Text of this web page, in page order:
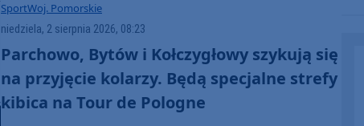
SportWoj. Pomorskie
niedziela, 2 sierpnia 2026, 08:23
Parchowo, Bytów i Kołczygłowy szykują się
na przyjęcie kolarzy. Będą specjalne strefy
kibica na Tour de Pologne